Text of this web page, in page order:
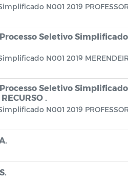
N001 2019
Seletivo Simplificado
N001 2019
Seletivo Simplificado
.
N001 2019